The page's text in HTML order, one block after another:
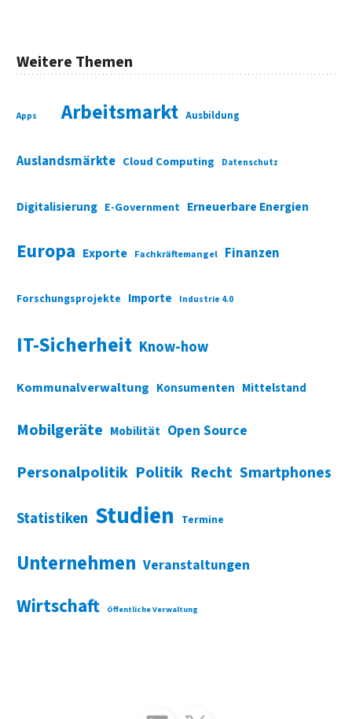
Weitere Themen
Apps Arbeitsmarkt Ausbildung
Auslandsmärkte Cloud Computing Datenschutz
Digitalisierung E-Government Erneuerbare Energien
Europa Exporte Fachkräftemangel Finanzen
Forschungsprojekte Importe Industrie 4.0
IT-Sicherheit Know-how
Kommunalverwaltung Konsumenten Mittelstand
Mobilgeräte Mobilität Open Source
Personalpolitik Politik Recht Smartphones
Statistiken Studien Termine
Unternehmen Veranstaltungen
Wirtschaft Öffentliche Verwaltung